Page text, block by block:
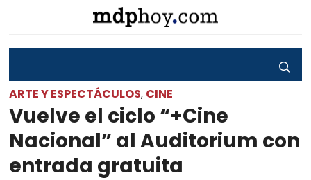
ARTE Y ESPECTÁCULOS, CINE
Vuelve el ciclo “+Cine
Nacional” al Auditorium con
entrada gratuita